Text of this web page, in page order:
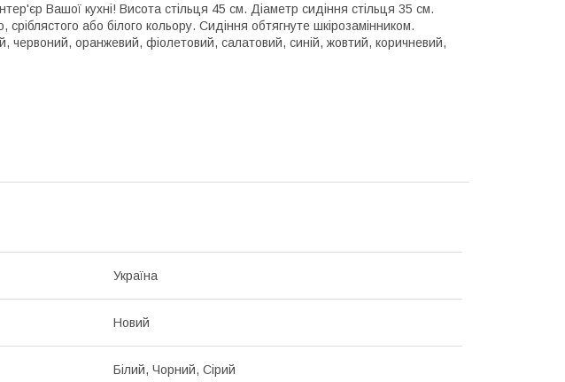
Вашої кухні! Висота стільця 45 см. Діаметр сидіння стільця 35 см.
або білого кольору. Сидіння обтягнуте шкірозамінником.
червоний, оранжевий, фіолетовий, салатовий, синій, жовтий, коричневий,
Україна
Новий
Білий, Чорний, Сірий